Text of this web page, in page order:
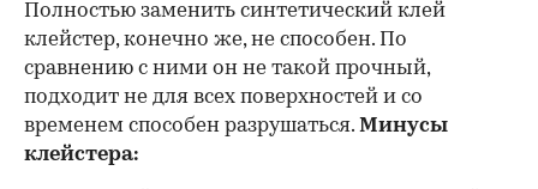
Полностью заменить синтетический клей
клейстер, конечно же, не способен. По
сравнению с ними он не такой прочный,
подходит не для всех поверхностей и со
временем способен разрушаться. Минусы
клейстера: